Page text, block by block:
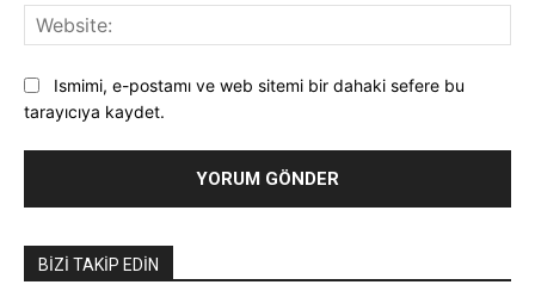
Ismimi, e-postamı ve web sitemi bir dahaki sefere bu
tarayıcıya kaydet.
BIZI TAKIP EDIN